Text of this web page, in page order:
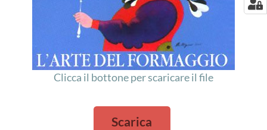
Clicca il bottone per scaricare il file
Scarica